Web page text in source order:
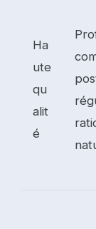
Ha
ute
qu
alit
é